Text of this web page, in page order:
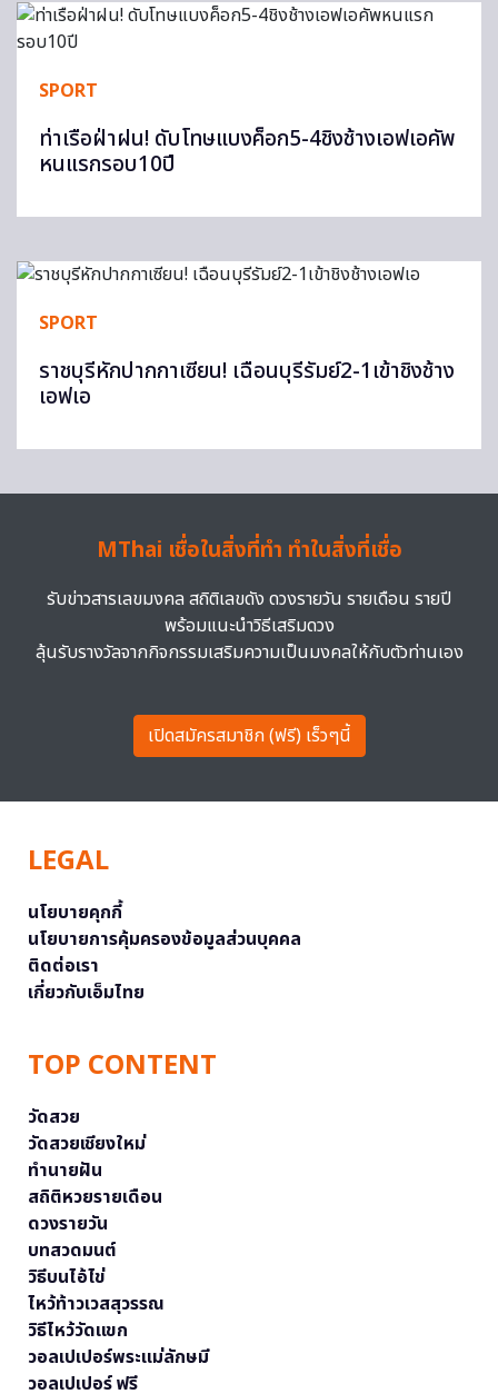
SPORT
ท่าเรือฝ่าฝน! ดับโทษแบงค็อก5-4ชิงช้างเอฟเอคัพ
หนแรกรอบ10ปี
SPORT
ราชบุรีหักปากกาเซียน! เฉือนบุรีรัมย์2-1เข้าชิงช้าง
เอฟเอ
MThai เชื่อในสิ่งที่ทำ ทำในสิ่งที่เชื่อ
รับข่าวสารเลขมงคล สถิติเลขดัง ดวงรายวัน รายเดือน รายปี
พร้อมแนะนำวิธีเสริมดวง
ลุ้นรับรางวัลจากกิจกรรมเสริมความเป็นมงคลให้กับตัวท่านเอง
เปิดสมัครสมาชิก (ฟรี) เร็วๆนี้
LEGAL
นโยบายคุกกี้
นโยบายการคุ้มครองข้อมูลส่วนบุคคล
ติดต่อเรา
เกี่ยวกับเอ็มไทย
TOP CONTENT
วัดสวย
วัดสวยเชียงใหม่
ทำนายฝัน
สถิติหวยรายเดือน
ดวงรายวัน
บทสวดมนต์
วิธีบนไอ้ไข่
ไหว้ท้าวเวสสุวรรณ
วิธีไหว้วัดแขก
วอลเปเปอร์พระแม่ลักษมี
วอลเปเปอร์ ฟรี